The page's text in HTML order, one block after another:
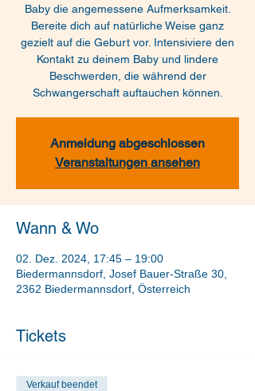
Baby die angemessene Aufmerksamkeit.
Bereite dich auf natürliche Weise ganz
gezielt auf die Geburt vor. Intensiviere den
Kontakt zu deinem Baby und lindere
Beschwerden, die während der
Schwangerschaft auftauchen können.
Anmeldung abgeschlossen
Veranstaltungen ansehen
Wann & Wo
02. Dez. 2024, 17:45 – 19:00
Biedermannsdorf, Josef Bauer-Straße 30,
2362 Biedermannsdorf, Österreich
Tickets
Verkauf beendet